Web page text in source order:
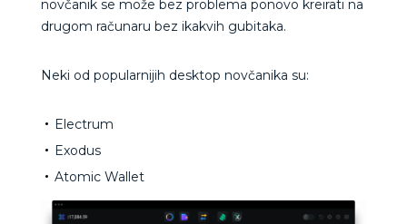
novčanik se može bez problema ponovo kreirati na
drugom računaru bez ikakvih gubitaka.
Neki od popularnijih desktop novčanika su:
Electrum
Exodus
Atomic Wallet